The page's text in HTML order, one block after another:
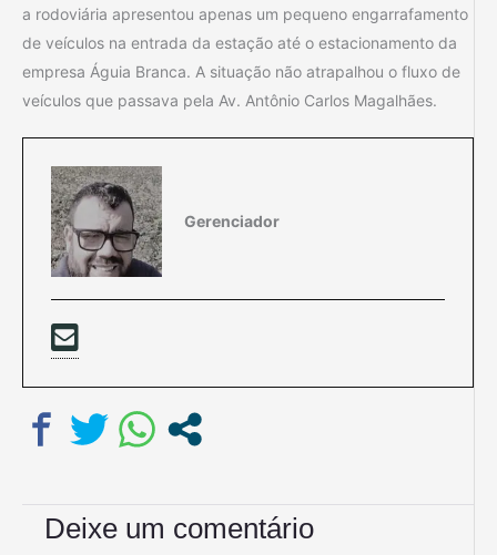
a rodoviária apresentou apenas um pequeno engarrafamento
de veículos na entrada da estação até o estacionamento da
empresa Águia Branca. A situação não atrapalhou o fluxo de
veículos que passava pela Av. Antônio Carlos Magalhães.
Gerenciador
Deixe um comentário